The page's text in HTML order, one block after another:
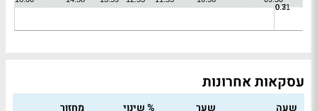
עסקאות אחרונות